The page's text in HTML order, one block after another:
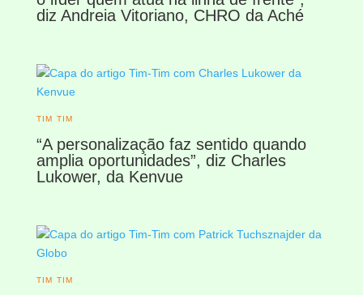
diz Andreia Vitoriano, CHRO da Aché
TIM TIM
“A personalização faz sentido quando
amplia oportunidades”, diz Charles
Lukower, da Kenvue
TIM TIM